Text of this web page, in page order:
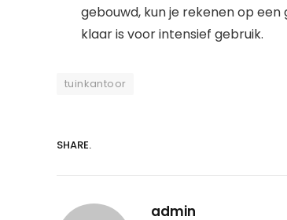
gebouwd, kun je rekenen op
klaar is voor intensief gebruik.
tuinkantoor
SHARE.
admin